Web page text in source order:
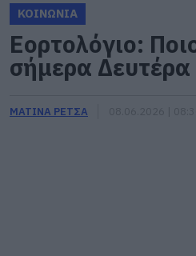
ΚΟΙΝΩΝΙΑ
Εορτολόγιο:
σήμερα Δευτέρα
ΜΑΤΙΝΑ ΡΕΤΣΑ